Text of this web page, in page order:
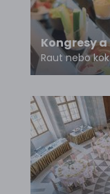
Kongresy
Raut nebo